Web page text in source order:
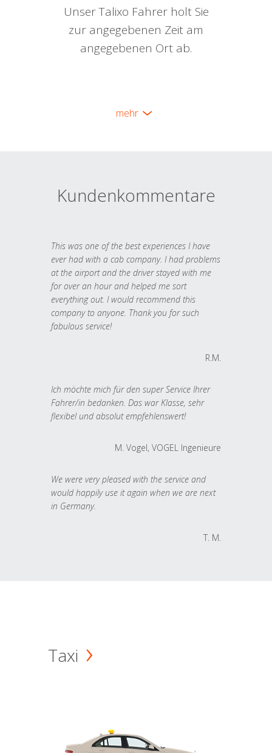
Unser Talixo Fahrer holt Sie
zur angegebenen Zeit am
angegebenen Ort ab.
mehr
Kundenkommentare
This was one of the best experiences I have
ever had with a cab company. I had problems
at the airport and the driver stayed with me
for over an hour and helped me sort
everything out. I would recommend this
company to anyone. Thank you for such
fabulous service!
R.M.
Ich möchte mich für den super Service Ihrer
Fahrer/in bedanken. Das war Klasse, sehr
flexibel und absolut empfehlenswert!
M. Vogel, VOGEL Ingenieure
We were very pleased with the service and
would happily use it again when we are next
in Germany.
T. M.
Taxi